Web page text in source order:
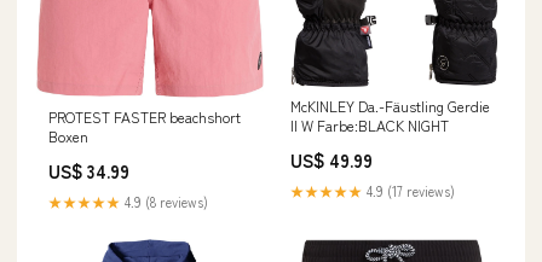
PROTEST FASTER beachshort
Boxen
US$ 34.99
★★★★★ 4.9 (8 reviews)
McKINLEY Da.-Fäustling Gerdie
II W Farbe:BLACK NIGHT
US$ 49.99
★★★★★ 4.9 (17 reviews)